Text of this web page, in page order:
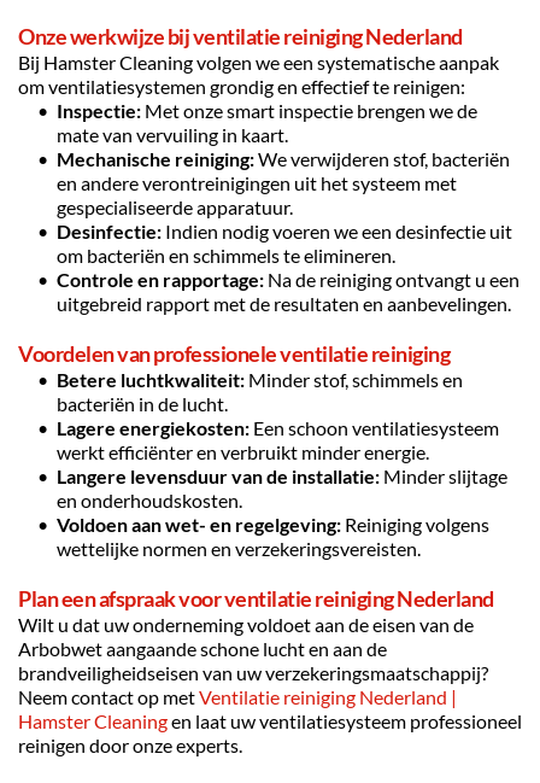
Onze werkwijze bij ventilatie reiniging Nederland
Bij Hamster Cleaning volgen we een systematische aanpak
om ventilatiesystemen grondig en effectief te reinigen:
Inspectie: Met onze smart inspectie brengen we de
mate van vervuiling in kaart.
Mechanische reiniging: We verwijderen stof, bacteriën
en andere verontreinigingen uit het systeem met
gespecialiseerde apparatuur.
Desinfectie: Indien nodig voeren we een desinfectie uit
om bacteriën en schimmels te elimineren.
Controle en rapportage: Na de reiniging ontvangt u een
uitgebreid rapport met de resultaten en aanbevelingen.
Voordelen van professionele ventilatie reiniging
Betere luchtkwaliteit: Minder stof, schimmels en
bacteriën in de lucht.
Lagere energiekosten: Een schoon ventilatiesysteem
werkt efficiënter en verbruikt minder energie.
Langere levensduur van de installatie: Minder slijtage
en onderhoudskosten.
Voldoen aan wet- en regelgeving: Reiniging volgens
wettelijke normen en verzekeringsvereisten.
Plan een afspraak voor ventilatie reiniging Nederland
Wilt u dat uw onderneming voldoet aan de eisen van de
Arbobwet aangaande schone lucht en aan de
brandveiligheidseisen van uw verzekeringsmaatschappij?
Neem contact op met Ventilatie reiniging Nederland |
Hamster Cleaning en laat uw ventilatiesysteem professioneel
reinigen door onze experts.